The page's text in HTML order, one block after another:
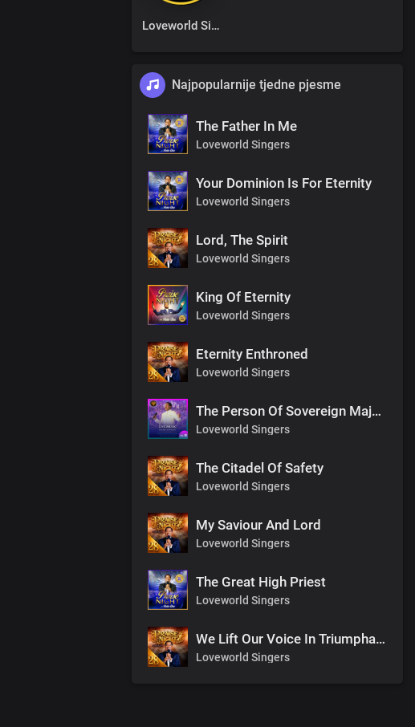
Loveworld Singers
Najpopularnije tjedne pjesme
The Father In Me
Loveworld Singers
Your Dominion Is For Eternity
Loveworld Singers
Lord, The Spirit
Loveworld Singers
King Of Eternity
Loveworld Singers
Eternity Enthroned
Loveworld Singers
The Person Of Sovereign Majesty
Loveworld Singers
The Citadel Of Safety
Loveworld Singers
My Saviour And Lord
Loveworld Singers
The Great High Priest
Loveworld Singers
We Lift Our Voice In Triumphant Songs
Loveworld Singers